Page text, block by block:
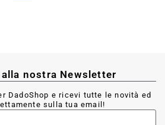
nostra Newsletter
DadoShop e ricevi tutte le novità ed
sulla tua email!